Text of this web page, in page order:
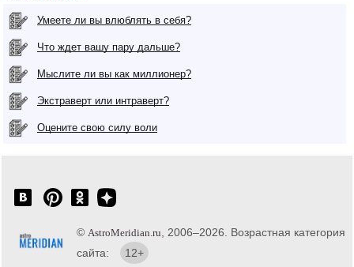
Умеете ли вы влюблять в себя?
Что ждет вашу пару дальше?
Мыслите ли вы как миллионер?
Экстраверт или интраверт?
Оцените свою силу воли
© AstroMeridian.ru , 2006–2026. Возрастная категория
сайта:
12+